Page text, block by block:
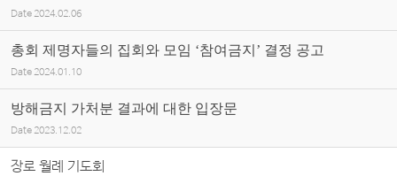
Date 2024.02.06
총회 제명자들의 집회와 모임 ‘참여금지’ 결정 공고
Date 2024.01.10
방해금지 가처분 결과에 대한 입장문
Date 2023.12.02
장로 월례 기도회